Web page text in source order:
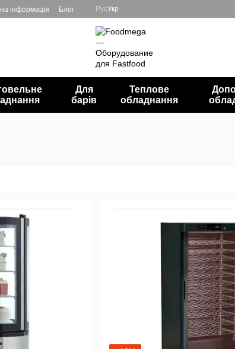
інформація Блог РусУкр
Для
барів
Теплове
обладнання